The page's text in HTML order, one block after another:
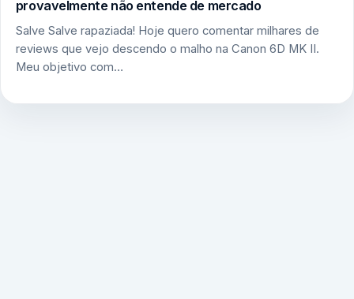
provavelmente não entende de mercado
Salve Salve rapaziada! Hoje quero comentar milhares de
reviews que vejo descendo o malho na Canon 6D MK II.
Meu objetivo com…